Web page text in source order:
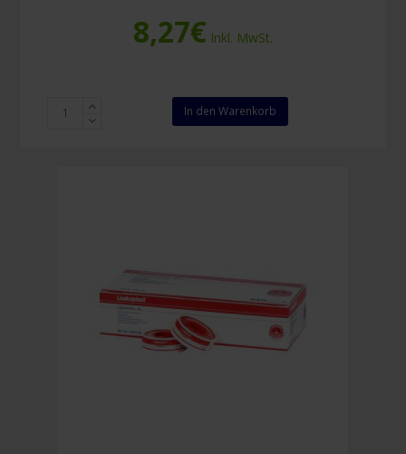
8,27€ Inkl. MwSt.
Cederroth
In den Warenkorb